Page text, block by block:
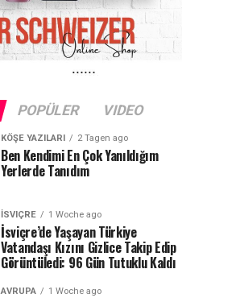
POPÜLER VIDEO
KÖŞE YAZILARI 2 Tagen ago
Ben Kendimi En Çok Yanıldığım
Yerlerde Tanıdım
İSVIÇRE 1 Woche ago
İsviçre’de Yaşayan Türkiye
Vatandaşı Kızını Gizlice Takip Edip
Görüntüledi: 96 Gün Tutuklu Kaldı
AVRUPA 1 Woche ago